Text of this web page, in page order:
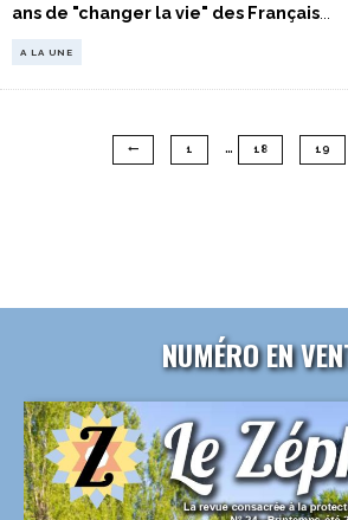
ans de "changer la vie" des Français
A LA UNE
1 … 18 19
NUMÉRO EN